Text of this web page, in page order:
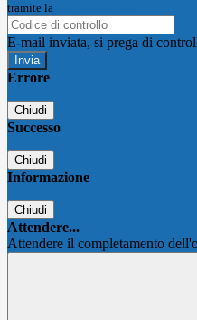
tramite la
E-mail inviata, si prega di
Errore
Chiudi
Successo
Chiudi
Informazione
Chiudi
Attendere...
Attendere il completamento